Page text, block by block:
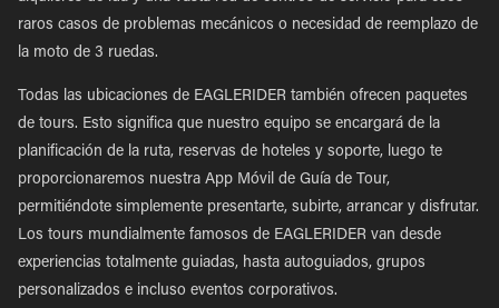
raros casos de problemas mecánicos o necesidad de reemplazo de
la moto de 3 ruedas.
Todas las ubicaciones de EAGLERIDER también ofrecen paquetes
de tours. Esto significa que nuestro equipo se encargará de la
planificación de la ruta, reservas de hoteles y soporte, luego te
proporcionaremos nuestra App Móvil de Guía de Tour,
permitiéndote simplemente presentarte, subirte, arrancar y disfrutar.
Los tours mundialmente famosos de EAGLERIDER van desde
experiencias totalmente guiadas, hasta autoguiados, grupos
personalizados e incluso eventos corporativos.